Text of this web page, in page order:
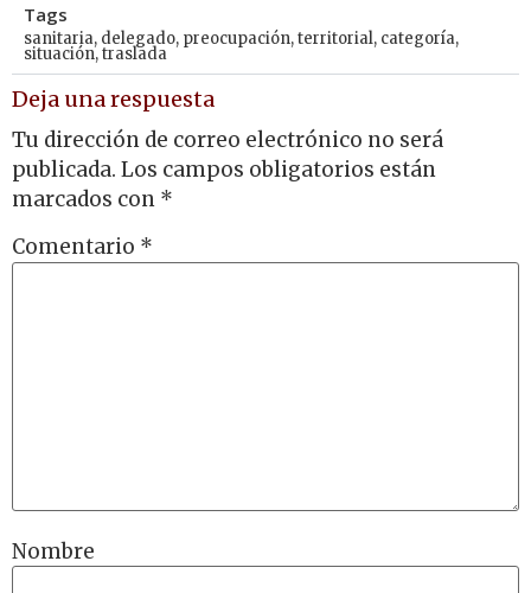
Tags
sanitaria, delegado, preocupación,territorial, categoría,
situación,traslada
Deja una respuesta
Tu dirección de correo electrónico no será
publicada. Los campos obligatorios están
marcados con *
Comentario *
Nombre